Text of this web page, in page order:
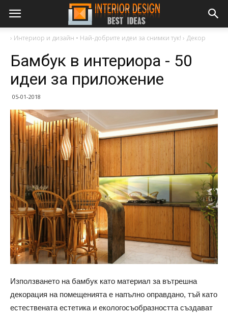
› Интериор и дизайн • Най-добрите идеи за снимки тук! › Декор
Бамбук в интериора - 50
идеи за приложение
05-01-2018
Използването на бамбук като материал за вътрешна
декорация на помещенията е напълно оправдано, тъй като
естествената естетика и екологосъобразността създават